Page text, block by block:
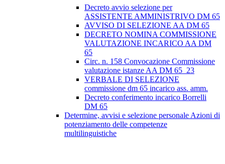
Decreto avvio selezione per
ASSISTENTE AMMINISTRIVO DM 65
AVVISO DI SELEZIONE AA DM 65
DECRETO NOMINA COMMISSIONE
VALUTAZIONE INCARICO AA DM
65
Circ. n. 158 Convocazione Commissione
valutazione istanze AA DM 65_23
VERBALE DI SELEZIONE
commissione dm 65 incarico ass. amm.
Decreto conferimento incarico Borrelli
DM 65
Determine, avvisi e selezione personale Azioni di
potenziamento delle competenze
multilinguistiche